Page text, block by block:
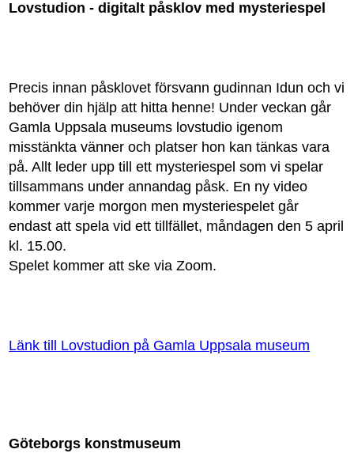
Lovstudion - digitalt påsklov med mysteriespel
Precis innan påsklovet försvann gudinnan Idun och vi
behöver din hjälp att hitta henne! Under veckan går
Gamla Uppsala museums lovstudio igenom
misstänkta vänner och platser hon kan tänkas vara
på. Allt leder upp till ett mysteriespel som vi spelar
tillsammans under annandag påsk. En ny video
kommer varje morgon men mysteriespelet går
endast att spela vid ett tillfället, måndagen den 5 april
kl. 15.00.
Spelet kommer att ske via Zoom.
Länk till Lovstudion på Gamla Uppsala museum
Göteborgs konstmuseum